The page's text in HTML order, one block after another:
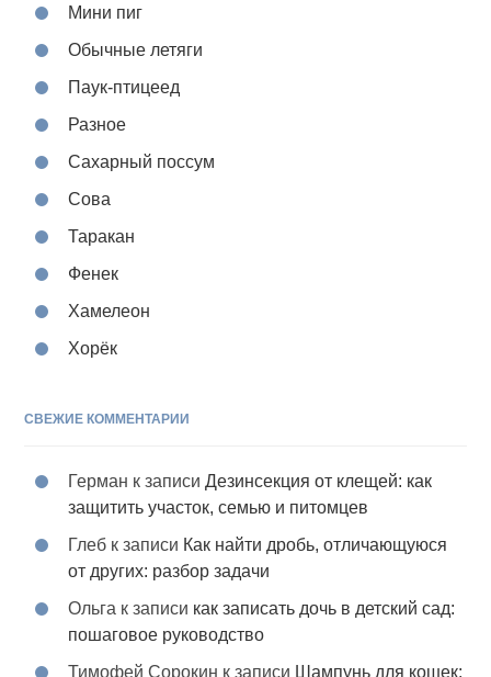
Мини пиг
Обычные летяги
Паук-птицеед
Разное
Сахарный поссум
Сова
Таракан
Фенек
Хамелеон
Хорёк
СВЕЖИЕ КОММЕНТАРИИ
Герман к записиДезинсекция от клещей: как
защитить участок, семью и питомцев
Глеб к записи Как найти дробь, отличающуюся
от других: разбор задачи
Ольга к записи как записать дочь в детский сад:
пошаговое руководство
Тимофей Сорокин к записи Шампунь для кошек: